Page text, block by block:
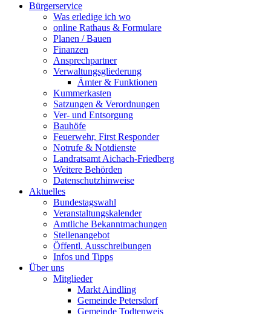
Bürgerservice
Was erledige ich wo
online Rathaus & Formulare
Planen / Bauen
Finanzen
Ansprechpartner
Verwaltungsgliederung
Ämter & Funktionen
Kummerkasten
Satzungen & Verordnungen
Ver- und Entsorgung
Bauhöfe
Feuerwehr, First Responder
Notrufe & Notdienste
Landratsamt Aichach-Friedberg
Weitere Behörden
Datenschutzhinweise
Aktuelles
Bundestagswahl
Veranstaltungskalender
Amtliche Bekanntmachungen
Stellenangebot
Öffentl. Ausschreibungen
Infos und Tipps
Über uns
Mitglieder
Markt Aindling
Gemeinde Petersdorf
Gemeinde Todtenweis